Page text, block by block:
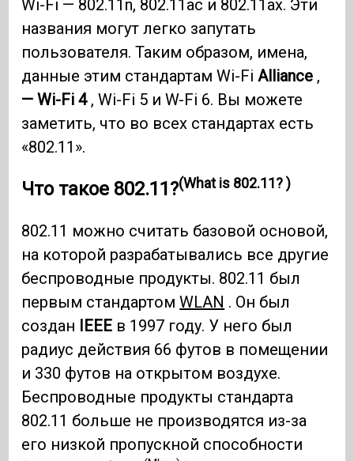
Wi-Fi — 802.11n, 802.11ac и 802.11ax. Эти
названия могут легко запутать
пользователя. Таким образом, имена,
данные этим стандартам Wi-Fi Alliance ,
— Wi-Fi 4, Wi-Fi 5 и W-Fi 6. Вы можете
заметить, что во всех стандартах есть
«802.11».
Что такое 802.11?(What is 802.11? )
802.11 можно считать базовой основой,
на которой разрабатывались все другие
беспроводные продукты. 802.11 был
первым стандартомWLAN . Он был
создан IEEE в 1997 году. У него был
радиус действия 66 футов в помещении
и 330 футов на открытом воздухе.
Беспроводные продукты стандарта
802.11 больше не производятся из-за
его низкой пропускной способности